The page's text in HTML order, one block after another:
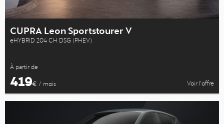
CUPRA Leon Sportstourer V
eHYBRID 204 CH DSG (PHEV)
À partir de
419€ / mois Voir l’offre